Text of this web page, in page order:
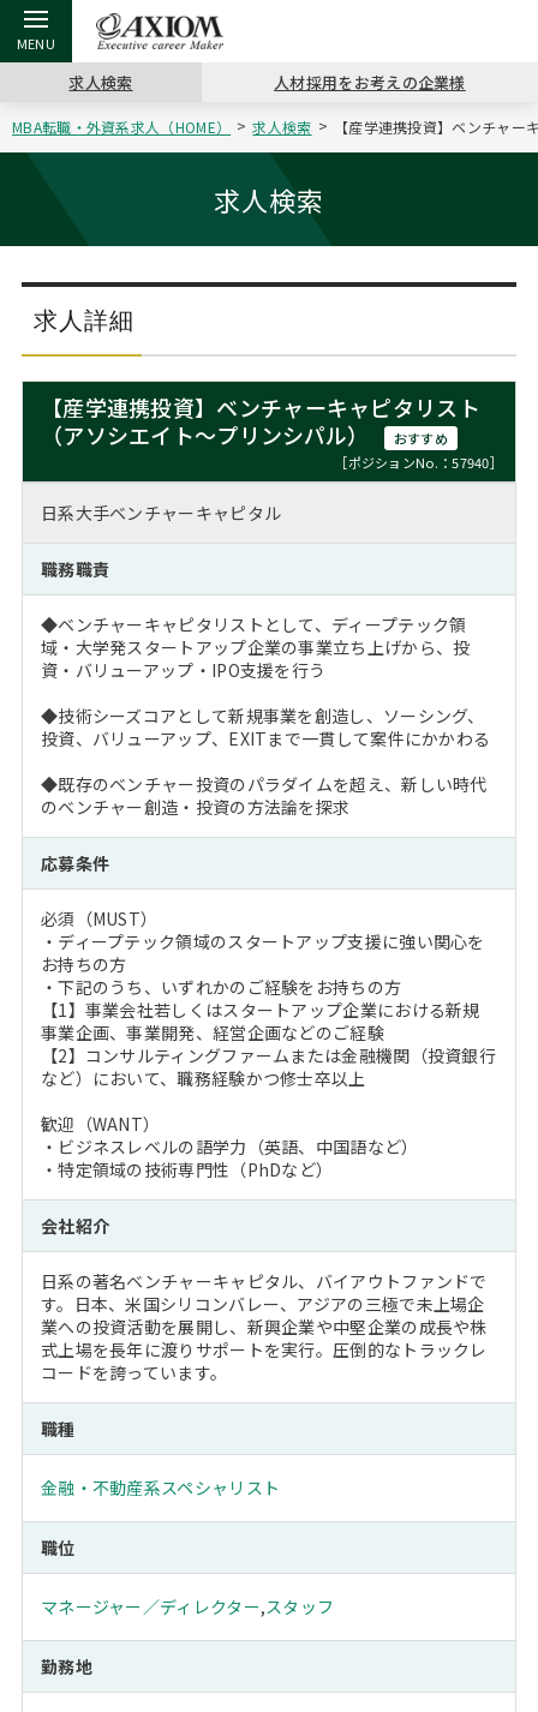
戻る
アクシアムの特長
戻る
コンサ
サービス案内
戻る
キャリ
コンサルタントの紹介
戻る
キャリア支援 TOP
キャリアデザイン講座
（最新求人市場動向）
戻る
MBAの
ステージ別アドバイス
MBAの転職事例
MBA留学生数の推移
戻る
日本か
インターン受入企業一覧
MBAを生かす求人特集
戻る
転職ツール TOP
英文レジュメの書き方
戻る
パワー
職務経歴書の書き方
よくある面接Q&A集
戻る
転職コラム TOP
“展”職相談室
転職市場の明日をよめ
転職成功への4つの鍵
注目企業インタビュー
戻る
イベント・セミナー TOP
ジョブフェア
キャリアデザインセミナー
キャリアフォーラム
Career Talk Live
MBA NETWORKING
戻る
会社概要 TOP
沿革
主なクライアント
採用情報
ニュースリリース
求人検索 人材採用をお考えの企業様
MBA転職・外資系求人（HOME） 求人検索 【産学連携投資】ベンチャ
求人検索
求人詳細
【産学連携投資】ベンチャーキャピタリスト
（アソシエイト～プリンシパル）
おすすめ
［ポジションNo.：57940］
日系大手ベンチャーキャピタル
職務職責
◆ベンチャーキャピタリストとして、ディープテック領
域・大学発スタートアップ企業の事業立ち上げから、投
資・バリューアップ・IPO支援を行う
◆技術シーズコアとして新規事業を創造し、ソーシング、
投資、バリューアップ、EXITまで一貫して案件にかかわる
◆既存のベンチャー投資のパラダイムを超え、新しい時代
のベンチャー創造・投資の方法論を探求
応募条件
必須（MUST）
・ディープテック領域のスタートアップ支援に強い関心を
お持ちの方
・下記のうち、いずれかのご経験をお持ちの方
【1】事業会社若しくはスタートアップ企業における新規
事業企画、事業開発、経営企画などのご経験
【2】コンサルティングファームまたは金融機関（投資銀行
など）において、職務経験かつ修士卒以上
歓迎（WANT）
・ビジネスレベルの語学力（英語、中国語など）
・特定領域の技術専門性（PhDなど）
会社紹介
日系の著名ベンチャーキャピタル、バイアウトファンドで
す。日本、米国シリコンバレー、アジアの三極で未上場企
業への投資活動を展開し、新興企業や中堅企業の成長や株
式上場を長年に渡りサポートを実行。圧倒的なトラックレ
コードを誇っています。
職種
金融・不動産系スペシャリスト
職位
マネージャー／ディレクター,スタッフ
勤務地